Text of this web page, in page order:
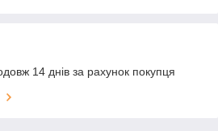
14 днів за рахунок покупця